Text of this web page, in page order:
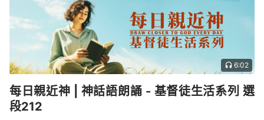
太迷信你的「乾爹」了，他不能將你完全掌握。今天
作的工作全是另立家業，今天所講的很明顯不是在以
前的基礎上，乃是重新起頭，你若説是人一手建立起
來的，那你就是瞎得不可救藥的人了！
——《話・卷一 神的顯現與作工・稱呼與身份的説
法》
6:02
每日親近神 | 神話語朗誦 - 基督徒生活系列 選
段212